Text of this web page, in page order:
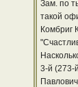
Зам. по
такой
Комбриг
3-й (273-